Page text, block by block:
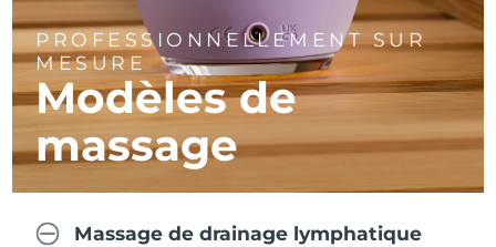
PROFESSIONNELLEMENT SUR
MESURE
Modèles de
massage
Massage de drainage lymphatique